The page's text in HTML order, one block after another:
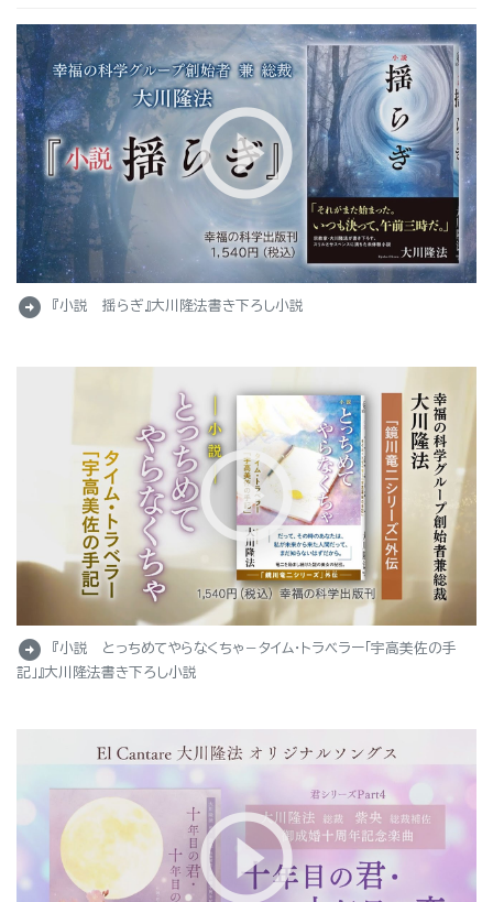
arrow_circle_right 『小説 揺らぎ』大川隆法書き下ろし小説
arrow_circle_right
『小説 とっちめてやらなくちゃ－タイム・トラベラー「宇高美佐の手
記」』大川隆法書き下ろし小説